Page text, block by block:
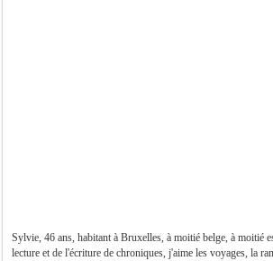
Sylvie, 46 ans, habitant à Bruxelles, à moitié belge, à moitié
lecture et de l'écriture de chroniques, j'aime les voyages, la